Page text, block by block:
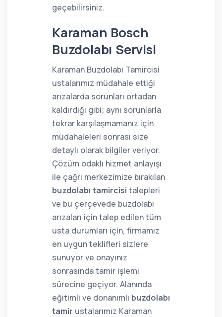
geçebilirsiniz.
Karaman Bosch
Buzdolabı Servisi
Karaman Buzdolabı Tamircisi
ustalarımız müdahale ettiği
arızalarda sorunları ortadan
kaldırdığı gibi; aynı sorunlarla
tekrar karşılaşmamanız için
müdahaleleri sonrası size
detaylı olarak bilgiler veriyor.
Çözüm odaklı hizmet anlayışı
ile çağrı merkezimize bırakılan
buzdolabı tamircisi talepleri
ve bu çerçevede buzdolabı
arızaları için talep edilen tüm
usta durumları için, firmamız
en uygun teklifleri sizlere
sunuyor ve onayınız
sonrasında tamir işlemi
sürecine geçiyor. Alanında
eğitimli ve donanımlı buzdolabı
tamir ustalarımız Karaman